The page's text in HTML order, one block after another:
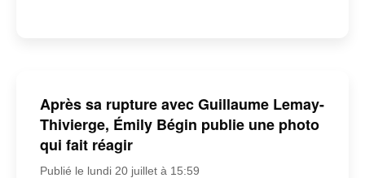
Après sa rupture avec Guillaume Lemay-
Thivierge, Émily Bégin publie une photo
qui fait réagir
Publié le lundi 20 juillet à 15:59